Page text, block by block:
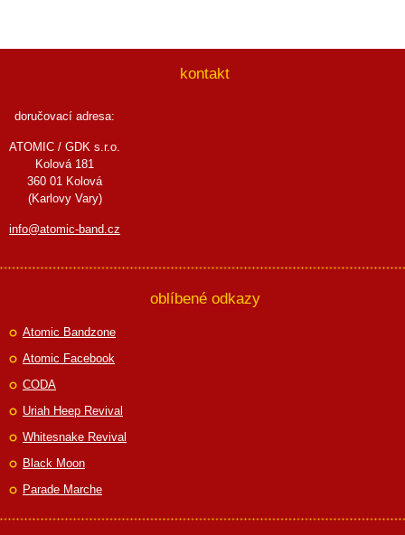
kontakt
doručovací adresa:
ATOMIC / GDK s.r.o.
Kolová 181
360 01 Kolová
(Karlovy Vary)
info@atomic-band.cz
oblíbené odkazy
Atomic Bandzone
Atomic Facebook
CODA
Uriah Heep Revival
Whitesnake Revival
Black Moon
Parade Marche